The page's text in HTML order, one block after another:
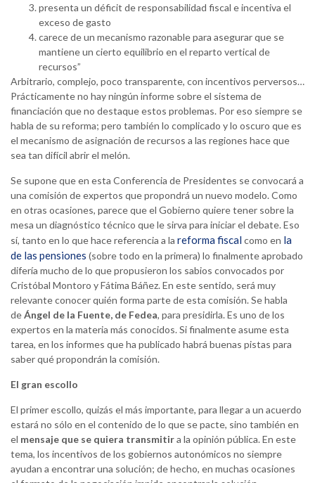
presenta un déficit de responsabilidad fiscal e incentiva el
exceso de gasto
carece de un mecanismo razonable para asegurar que se
mantiene un cierto equilibrio en el reparto vertical de
recursos”
Arbitrario, complejo, poco transparente, con incentivos perversos…
Prácticamente no hay ningún informe sobre el sistema de
financiación que no destaque estos problemas. Por eso siempre se
habla de su reforma; pero también lo complicado y lo oscuro que es
el mecanismo de asignación de recursos a las regiones hace que
sea tan difícil abrir el melón.
Se supone que en esta Conferencia de Presidentes se convocará a
una comisión de expertos que propondrá un nuevo modelo. Como
en otras ocasiones, parece que el Gobierno quiere tener sobre la
mesa un diagnóstico técnico que le sirva para iniciar el debate. Eso
sí, tanto en lo que hace referencia a la reforma fiscal como en la
de las pensiones (sobre todo en la primera) lo finalmente aprobado
difería mucho de lo que propusieron los sabios convocados por
Cristóbal Montoro y Fátima Báñez. En este sentido, será muy
relevante conocer quién forma parte de esta comisión. Se habla
deÁngel de la Fuente, de Fedea, para presidirla. Es uno de los
expertos en la materia más conocidos. Si finalmente asume esta
tarea, en los informes que ha publicado habrá buenas pistas para
saber qué propondrán la comisión.
El gran escollo
El primer escollo, quizás el más importante, para llegar a un acuerdo
estará no sólo en el contenido de lo que se pacte, sino también en
el mensaje que se quiera transmitira la opinión pública. En este
tema, los incentivos de los gobiernos autonómicos no siempre
ayudan a encontrar una solución; de hecho, en muchas ocasiones